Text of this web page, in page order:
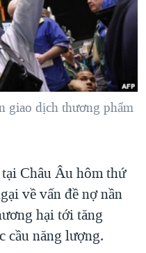
GAZA
THẮNG CUỘC'
NAM
VIỆT NAM
giao dịch thương phẩm
Châu Âu hôm thứ
về vấn đề nợ nần
hại tới tăng
cầu năng lượng.